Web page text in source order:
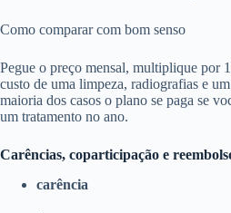
Como comparar com bom senso
Pegue o preço mensal, multiplique por
custo de uma limpeza, radiografias e
maioria dos casos o plano se paga se
um tratamento no ano.
Carências, coparticipação e
carência